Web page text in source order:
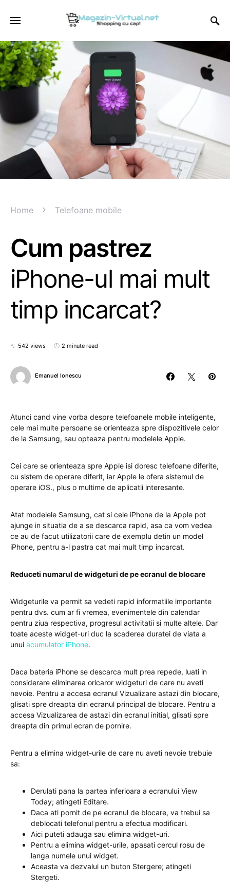
Home Telefoane mobile
Cum pastrez
iPhone-ul mai mult
timp incarcat?
542 views 2 minute read
Emanuel Ionescu
Atunci cand vine vorba despre telefoanele mobile inteligente,
cele mai multe persoane se orienteaza spre dispozitivele celor
de la Samsung, sau opteaza pentru modelele Apple.
Cei care se orienteaza spre Apple isi doresc telefoane diferite,
cu sistem de operare diferit, iar Apple le ofera sistemul de
operare iOS., plus o multime de aplicatii interesante.
Atat modelele Samsung, cat si cele iPhone de la Apple pot
ajunge in situatia de a se descarca rapid, asa ca vom vedea
ce au de facut utilizatorii care de exemplu detin un model
iPhone, pentru a-l pastra cat mai mult timp incarcat.
Reduceti numarul de widgeturi de pe ecranul de blocare
Widgeturile va permit sa vedeti rapid informatiile importante
pentru dvs. cum ar fi vremea, evenimentele din calendar
pentru ziua respectiva, progresul activitatii si multe altele. Dar
toate aceste widget-uri duc la scaderea duratei de viata a
unui acumulator iPhone.
Daca bateria iPhone se descarca mult prea repede, luati in
considerare eliminarea oricaror widgeturi de care nu aveti
nevoie. Pentru a accesa ecranul Vizualizare astazi din blocare,
glisati spre dreapta din ecranul principal de blocare. Pentru a
accesa Vizualizarea de astazi din ecranul initial, glisati spre
dreapta din primul ecran de pornire.
Pentru a elimina widget-urile de care nu aveti nevoie trebuie
sa:
Derulati pana la partea inferioara a ecranului View
Today; atingeti Editare.
Daca ati pornit de pe ecranul de blocare, va trebui sa
deblocati telefonul pentru a efectua modificari.
Aici puteti adauga sau elimina widget-uri.
Pentru a elimina widget-urile, apasati cercul rosu de
langa numele unui widget.
Aceasta va dezvalui un buton Stergere; atingeti
Stergeti.